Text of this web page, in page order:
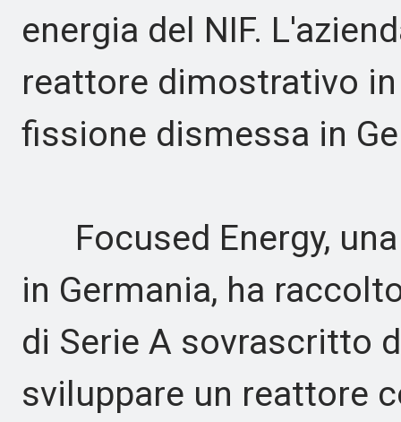
energia del NIF.
reattore dimostrativo
fissione dismessa in
Focused Energy,
in Germania, ha
di Serie A sovrascritto
sviluppare un reattore